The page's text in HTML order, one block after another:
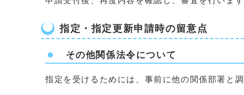
指定・指定更新申請時の留意点
その他関係法令について
指定を受けるためには、事前に他の関係部署と